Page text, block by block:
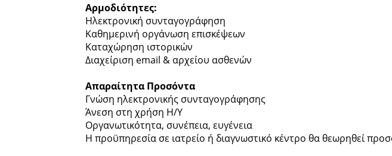
Αρμοδιότητες:
Ηλεκτρονική συνταγογράφηση
Καθημερινή οργάνωση επισκέψεων
Καταχώρηση ιστορικών
Διαχείριση email & αρχείου ασθενών
Απαραίτητα Προσόντα
Γνώση ηλεκτρονικής συνταγογράφησης
Άνεση στη χρήση Η/Υ
Οργανωτικότητα, συνέπεια, ευγένεια
Η προϋπηρεσία σε ιατρείο ή διαγνωστικό κέντρο θα θεωρηθεί